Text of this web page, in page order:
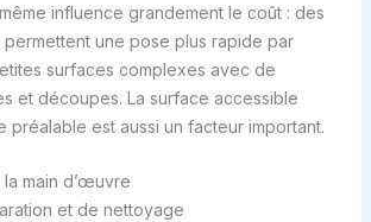
influence grandement le coût : des
une pose plus rapide par
surfaces complexes avec de
et découpes. La surface accessible
préalable est aussi un facteur important.
main d’œuvre
et de nettoyage